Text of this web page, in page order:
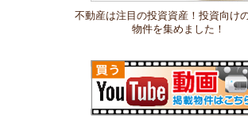
不動産は注目の投資資産！投資向け
物件を集めました！